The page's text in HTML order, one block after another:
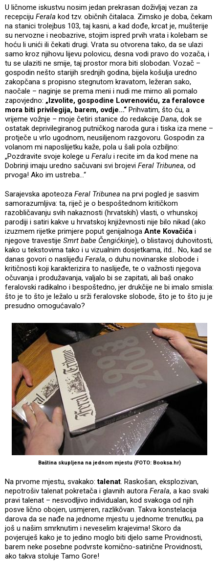
U ličnome iskustvu nosim jedan prekrasan doživljaj vezan za
recepciju Ferala kod tzv. običnih čitalaca. Zimsko je doba, čekam
na stanici trolejbus 103, taj kasni, a kad dođe, krcat je, mušterije
su nervozne i neobazrive, stojim ispred prvih vrata i kolebam se
hoću li unići ili čekati drugi. Vrata su otvorena tako, da se ulazi
samo kroz njihovu lijevu polovicu, desna vodi pravo do vozača, i
tu se ulaziti ne smije, taj prostor mora biti slobodan. Vozač –
gospodin nešto starijih srednjih godina, bijela košulja uredno
zakopčana s propisno stegnutom kravatom, ležeran sako,
naočale – naginje se prema meni i nudi me mirno ali pomalo
zapovjedno: „Izvolite, gospodine Lovrenoviću, za feralovce
mora biti privilegija, barem, ovdje...“ Prihvatim, što ću, a
vrijeme vožnje – moje četiri stanice do redakcije Dana, dok se
ostatak deprivilegiranog putničkog naroda gura i tiska iza mene –
protječe u vrlo ugodnom, neusiljenom razgovoru. Gospodin za
volanom mi naposlijetku kaže, pola u šali pola ozbiljno:
„Pozdravite svoje kolege u Feralu i recite im da kod mene na
Dobrinji imaju uredno sačuvani svi brojevi Feral Tribunea, od
prvoga! Ako im ustreba...“
Sarajevska apoteoza Feral Tribunea na prvi pogled je sasvim
samorazumljiva: ta, riječ je o bespoštednom kritičkom
razobličavanju svih nakaznosti (hrvatskih) vlasti, o vrhunskoj
parodiji i satiri kakve u hrvatskoj književnosti nije bilo nikad (ako
izuzmem rijetke primjere poput genijalnoga Ante Kovačića i
njegove travestije Smrt babe Čengićkinje), o blistavoj duhovitosti,
kako u tekstovima tako i u vizualnim dosjetkama, itd... No, kad se
danas govori o naslijeđu Ferala, o duhu novinarske slobode i
kritičnosti koji karakterizira to naslijeđe, te o važnosti njegova
očuvanja i produžavanja, valjalo bi se zapitati, ali baš onako
feralovski radikalno i bespoštedno, jer drukčije ne bi imalo smisla:
što je to što je ležalo u srži feralovske slobode, što je to što ju je
presudno omogućavalo?
Baština skupljena na jednom mjestu (FOTO: Booksa.hr)
Na prvome mjestu, svakako:talenat. Raskošan, eksplozivan,
nepotrošiv talenat pokretača i glavnih autora Ferala, a kao svaki
pravi talenat – nesvodljivo individualan, kod svakoga od njih
posve lično obojen, usmjeren, razlikōvan. Takva konstelacija
darova da se nađe na jednome mjestu u jednome trenutku, pa
još u našim smrknutim i neveselim krajevima! Skoro da
povjeruješ kako je to jedino moglo biti djelo same Providnosti,
barem neke posebne podvrste komično-satirične Providnosti,
ako takva stoluje Tamo Gore!